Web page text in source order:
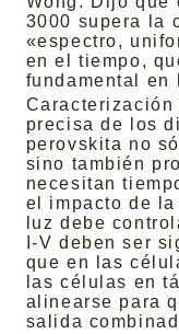
3000 supera la
«espectro,
en el tiempo,
fundamental en
precisa de los
perovskita no
sino también
necesitan
el impacto de
luz debe
I-V deben ser
que en las
las células en
alinearse para
salida